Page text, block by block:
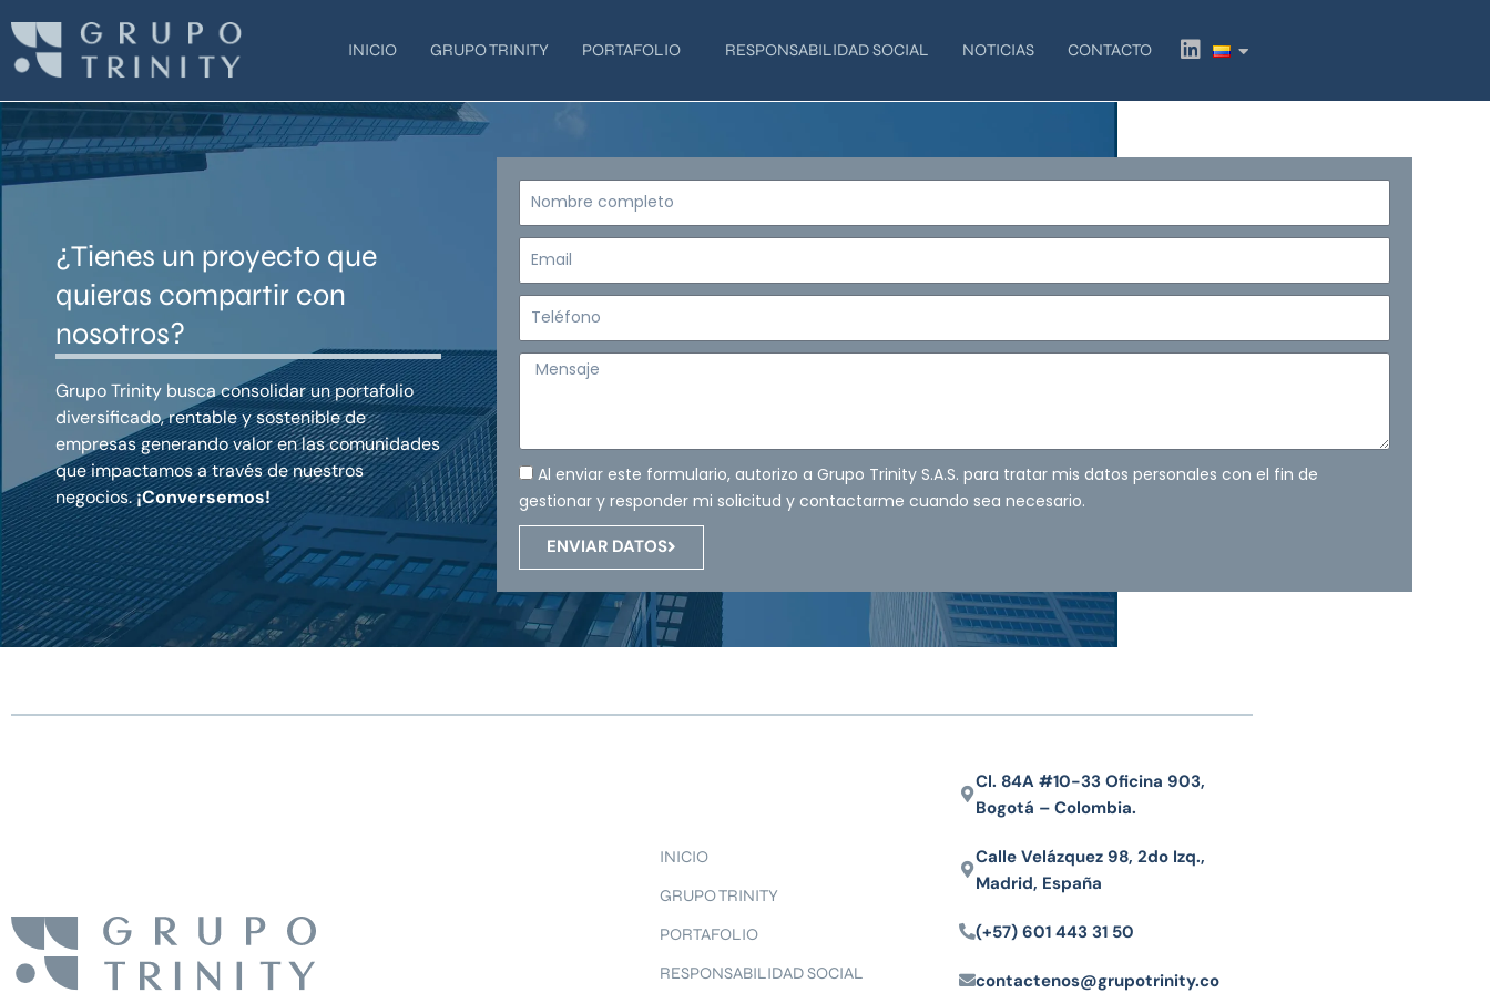
contenido
INICIO GRUPO TRINITY PORTAFOLIO RESPONSABILIDAD SOCIAL NOTICIAS CONTACTO
L
i
k
¿Tienes un proyecto que
quieras compartir con
nosotros?
Grupo Trinity busca consolidar un portafolio
diversificado, rentable y sostenible de
empresas generando valor en las comunidades
que impactamos a través de nuestros
negocios.¡Conversemos!
Nombre
Email
Teléfono
Mensaje
Al enviar este formulario, autorizo a Grupo Trinity S.A.S. para tratar mis datos personales con el fin de
gestionar y responder mi solicitud y contactarme cuando sea necesario.
ENVIAR DATOS
INICIO
GRUPO TRINITY
PORTAFOLIO
RESPONSABILIDAD SOCIAL
Cl. 84A #10-33 Oficina 903,
Bogotá – Colombia.
Calle Velázquez 98, 2do Izq.,
Madrid, España
(+57) 601 443 31 50
contactenos@grupotrinity.co